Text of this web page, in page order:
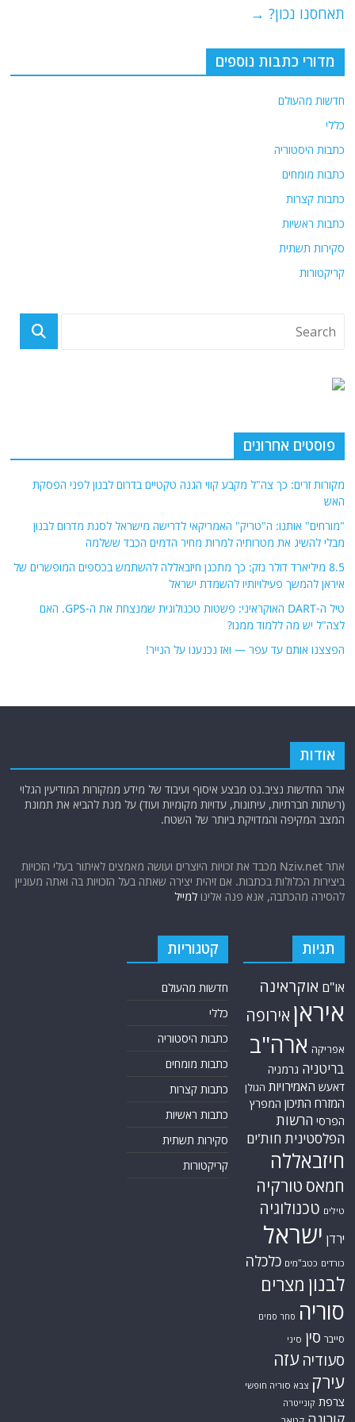
תאחסנו נכון? →
מדורי כתבות נוספים
חדשות מהעולם
כללי
כתבות היסטוריה
כתבות מומחים
כתבות קצרות
כתבות ראשיות
סקירות תשתית
קריקטורות
פוסטים אחרונים
מקורות זרים: כך צה"ל מקבע קווי הגנה טקטיים בדרום לבנון לפני הפסקת
האש
"מורחים" אותנו: ה"טריק" האמריקאי לדרישה מישראל לסגת מדרום לבנון
מבלי להשיג את מטרותיה למרות מחיר הדמים הכבד ששלמה
8.5 מיליארד דולר נזק: כך מתכנן חיזבאללה להשתמש בכספים המופשרים של
איראן להמשך פעילויותיו להשמדת ישראל
טיל ה-DART האוקראיני: פשטות טכנולוגית שמנצחת את ה-GPS. האם
לצה"ל יש מה ללמוד ממנו?
הפצצנו אותם עד עפר — ואז נכנענו על הנייר!
אודות
אתר החדשות נציב.נט מבצע איסוף ועיבוד של מידע ממקורות המודיעין הגלוי
(רשתות חברתיות, עיתונות, עדויות מקומיות ועוד) על מנת להביא את תמונת
המצב המקיפה והמדויקת ביותר של השטח.
אתר Nziv.net מכבד את זכויות היוצרים ועושה מאמצים לאיתור בעלי הזכויות
ביצירות הכלולות בכתבות. אם זיהית יצירה שאתה בעל הזכויות בה ואתה מעוניין
להסירה מהכתבה, אנא פנה אלינולמייל
תגיות
או"ם אוקראינה
איראן אירופה
אפריקה ארה"ב
בריטניה גרמניה
דאעש האמירויות הגולן
המזרח התיכון המפרץ
הפרסי הרשות
הפלסטינית חות'ים
חיזבאללה
חמאס טורקיה
טילים טכנולוגיה
ירדן ישראל
כורדים כטב"מים כלכלה
לבנון מצרים
סוריה סחר סמים
סייבר סין סיני
סעודיה עזה
עירק צבא סוריה חופשי
צרפת קונייטרה
קטגוריות
חדשות מהעולם
כללי
כתבות היסטוריה
כתבות מומחים
כתבות קצרות
כתבות ראשיות
סקירות תשתית
קריקטורות